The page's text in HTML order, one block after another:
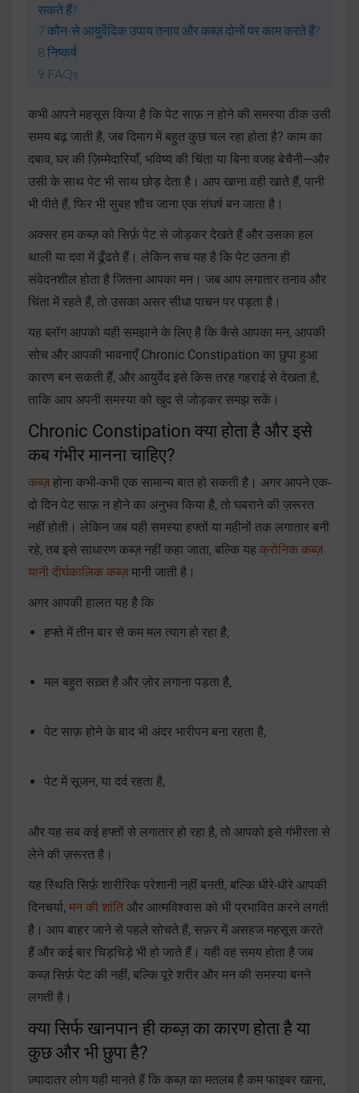
सकते हैं?
कौन-से आयुर्वेदिक उपाय तनाव और कब्ज़ दोनों पर काम करते हैं?
निष्कर्ष
FAQs
कभी आपने महसूस किया है कि पेट साफ़ न होने की समस्या ठीक उसी
समय बढ़ जाती है, जब दिमाग में बहुत कुछ चल रहा होता है? काम का
दबाव, घर की ज़िम्मेदारियाँ, भविष्य की चिंता या बिना वजह बेचैनी—और
उसी के साथ पेट भी साथ छोड़ देता है। आप खाना वही खाते हैं, पानी
भी पीते हैं, फिर भी सुबह शौच जाना एक संघर्ष बन जाता है।
अक्सर हम कब्ज़ को सिर्फ़ पेट से जोड़कर देखते हैं और उसका हल
थाली या दवा में ढूँढते हैं। लेकिन सच यह है कि पेट उतना ही
संवेदनशील होता है जितना आपका मन। जब आप लगातार तनाव और
चिंता में रहते हैं, तो उसका असर सीधा पाचन पर पड़ता है।
यह ब्लॉग आपको यही समझाने के लिए है कि कैसे आपका मन, आपकी
सोच और आपकी भावनाएँ Chronic Constipation का छुपा हुआ
कारण बन सकती हैं, और आयुर्वेद इसे किस तरह गहराई से देखता है,
ताकि आप अपनी समस्या को खुद से जोड़कर समझ सकें।
Chronic Constipation क्या होता है और इसे
कब गंभीर मानना चाहिए?
कब्ज़ होना कभी-कभी एक सामान्य बात हो सकती है। अगर आपने एक-
दो दिन पेट साफ़ न होने का अनुभव किया है, तो घबराने की ज़रूरत
नहीं होती। लेकिन जब यही समस्या हफ्तों या महीनों तक लगातार बनी
रहे, तब इसे साधारण कब्ज़ नहीं कहा जाता, बल्कि यह क्रोनिक कब्ज़
यानी दीर्घकालिक कब्ज़ मानी जाती है।
अगर आपकी हालत यह है कि
हफ्ते में तीन बार से कम मल त्याग हो रहा है,
मल बहुत सख़्त है और ज़ोर लगाना पड़ता है,
पेट साफ़ होने के बाद भी अंदर भारीपन बना रहता है,
पेट में सूजन, या दर्द रहता है,
और यह सब कई हफ्तों से लगातार हो रहा है, तो आपको इसे गंभीरता से
लेने की ज़रूरत है।
यह स्थिति सिर्फ़ शारीरिक परेशानी नहीं बनती, बल्कि धीरे-धीरे आपकी
दिनचर्या, मन की शांति और आत्मविश्वास को भी प्रभावित करने लगती
है। आप बाहर जाने से पहले सोचते हैं, सफ़र में असहज महसूस करते
हैं और कई बार चिड़चिड़े भी हो जाते हैं। यही वह समय होता है जब
कब्ज़ सिर्फ़ पेट की नहीं, बल्कि पूरे शरीर और मन की समस्या बनने
लगती है।
क्या सिर्फ खानपान ही कब्ज़ का कारण होता है या
कुछ और भी छुपा है?
ज़्यादातर लोग यही मानते हैं कि कब्ज़ का मतलब है कम फाइबर खाना,